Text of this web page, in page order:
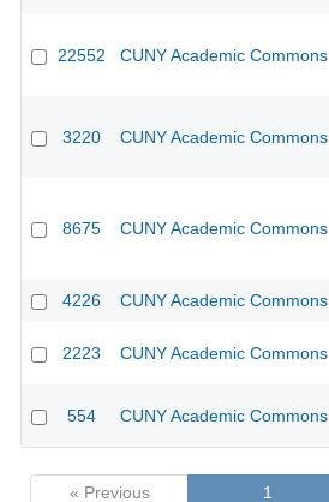
22552 CUNY Academic Commons
3220 CUNY Academic Commons
8675 CUNY Academic Commons
4226 CUNY Academic Commons
2223 CUNY Academic Commons
554 CUNY Academic Commons
« Previous 1